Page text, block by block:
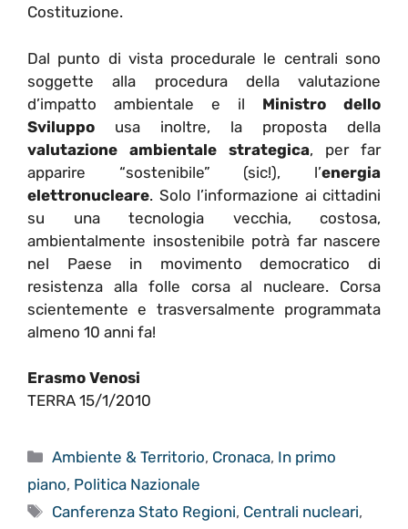
Costituzione.
Dal punto di vista procedurale le centrali sono
soggette alla procedura della valutazione
d’impatto ambientale e il Ministro dello
Sviluppo usa inoltre, la proposta della
valutazione ambientale strategica, per far
apparire “sostenibile” (sic!), l’energia
elettronucleare. Solo l’informazione ai cittadini
su una tecnologia vecchia, costosa,
ambientalmente insostenibile potrà far nascere
nel Paese in movimento democratico di
resistenza alla folle corsa al nucleare. Corsa
scientemente e trasversalmente programmata
almeno 10 anni fa!
Erasmo Venosi
TERRA 15/1/2010
Categorie
Ambiente & Territorio, Cronaca, In primo
piano, Politica Nazionale
Tag
Canferenza Stato Regioni, Centrali nucleari,